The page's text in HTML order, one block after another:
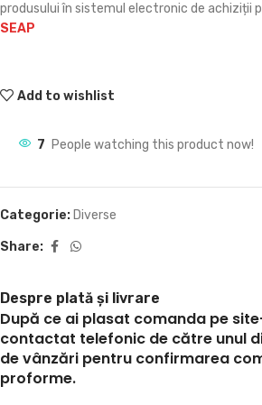
produsului în sistemul electronic de achiziții
SEAP
Add to wishlist
7 People watching this product now!
Categorie: Diverse
Share:
Despre plată și livrare
După ce ai plasat comanda pe
contactat telefonic de către unul
de vânzări pentru confirmarea
proforme.